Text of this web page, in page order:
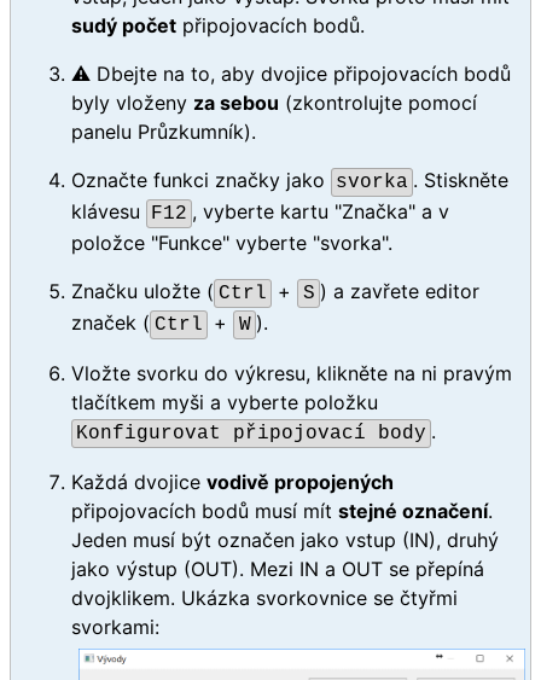
sudý počet připojovacích bodů.
⚠️ Dbejte na to, aby dvojice připojovacích bodů
byly vloženy za sebou (zkontrolujte pomocí
panelu Průzkumník).
Označte funkci značky jako
svorka . Stiskněte
klávesu
F12 , vyberte kartu "Značka" a v
položce "Funkce" vyberte "svorka".
Značku uložte ( Ctrl + S ) a zavřete editor
značek ( Ctrl + W ).
Vložte svorku do výkresu, klikněte na ni pravým
tlačítkem myši a vyberte položku
Konfigurovat připojovací body .
Každá dvojice vodivě propojených
připojovacích bodů musí mít stejné označení.
Jeden musí být označen jako vstup (IN), druhý
jako výstup (OUT). Mezi IN a OUT se přepíná
dvojklikem. Ukázka svorkovnice se čtyřmi
svorkami: